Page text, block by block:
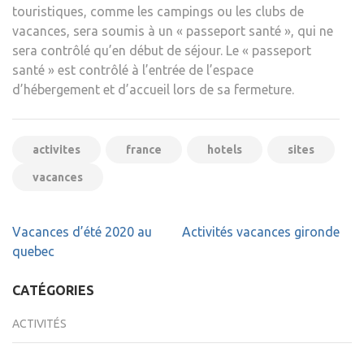
touristiques, comme les campings ou les clubs de
vacances, sera soumis à un « passeport santé », qui ne
sera contrôlé qu’en début de séjour. Le « passeport
santé » est contrôlé à l’entrée de l’espace
d’hébergement et d’accueil lors de sa fermeture.
activites france hotels sites
vacances
Navigation
de
Vacances d’été 2020 au
quebec
Activités vacances gironde
CATÉGORIES
ACTIVITÉS